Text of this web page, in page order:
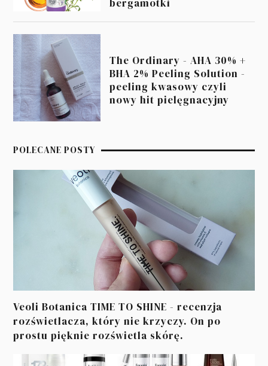
The Ordinary - AHA 30% +
BHA 2% Peeling Solution -
peeling kwasowy czyli
nowy hit pielęgnacyjny
POLECANE POSTY
Veoli Botanica TIME TO SHINE - recenzja
rozświetlacza, który nie krzyczy. On po
prostu pięknie rozświetla skórę.